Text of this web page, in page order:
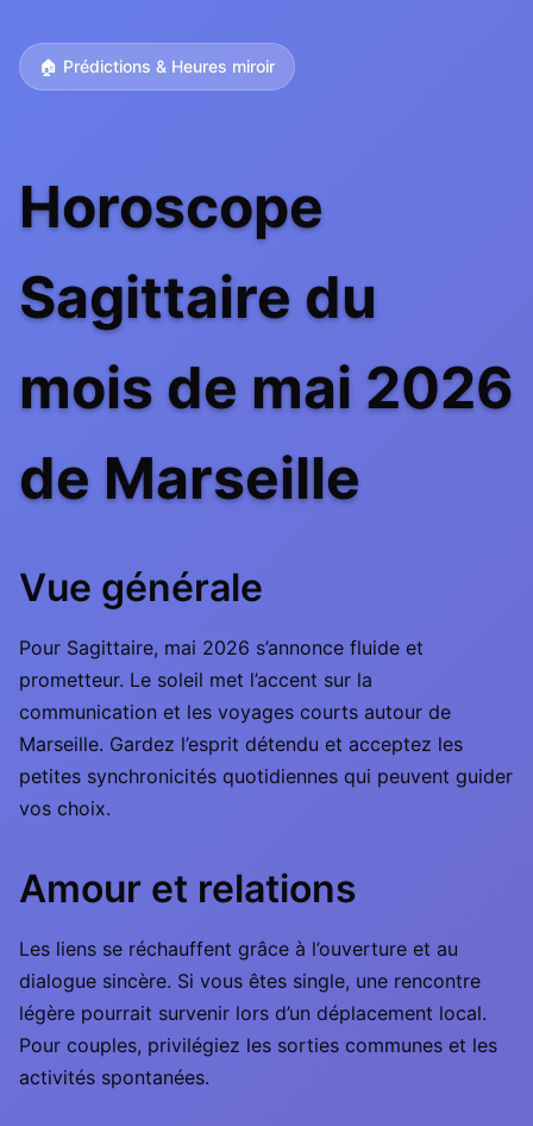
🏠 Prédictions & Heures miroir
Horoscope
Sagittaire du
mois de mai 2026
de Marseille
Vue générale
Pour Sagittaire, mai 2026 s’annonce fluide et
prometteur. Le soleil met l’accent sur la
communication et les voyages courts autour de
Marseille. Gardez l’esprit détendu et acceptez les
petites synchronicités quotidiennes qui peuvent guider
vos choix.
Amour et relations
Les liens se réchauffent grâce à l’ouverture et au
dialogue sincère. Si vous êtes single, une rencontre
légère pourrait survenir lors d’un déplacement local.
Pour couples, privilégiez les sorties communes et les
activités spontanées.